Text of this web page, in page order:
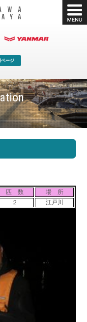
ページ
ボート販売
公式ブログ
Blog
リンク集
匹 数
場 所
２ 江戸川